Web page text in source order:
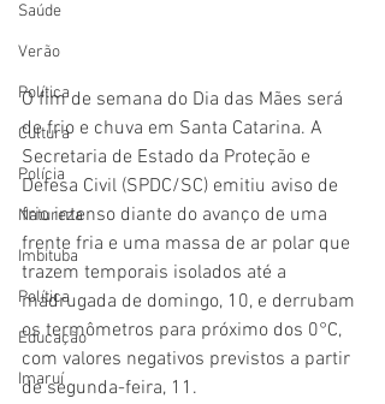
Saúde
Verão
Política
Cultura
Polícia
Natureza
Imbituba
Política
Educação
Imaruí
O fim de semana do Dia das Mães será
de frio e chuva em Santa Catarina. A
Secretaria de Estado da Proteção e
Defesa Civil (SPDC/SC) emitiu aviso de
frio intenso diante do avanço de uma
frente fria e uma massa de ar polar que
trazem temporais isolados até a
madrugada de domingo, 10, e derrubam
os termômetros para próximo dos 0°C,
com valores negativos previstos a partir
de segunda-feira, 11.